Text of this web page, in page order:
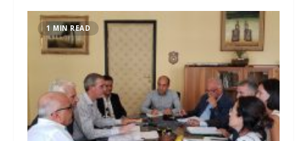
1 MIN READ